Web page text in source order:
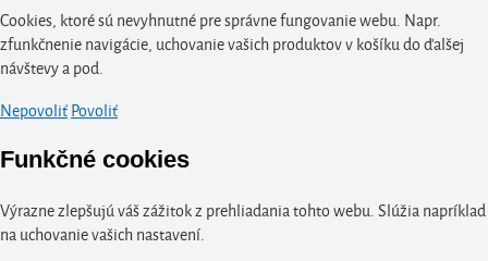
Cookies, ktoré sú nevyhnutné pre správne fungovanie webu. Napr.
zfunkčnenie navigácie, uchovanie vašich produktov v košíku do ďalšej
návštevy a pod.
NepovoliťPovoliť
Funkčné cookies
Výrazne zlepšujú váš zážitok z prehliadania tohto webu. Slúžia napríklad
na uchovanie vašich nastavení.